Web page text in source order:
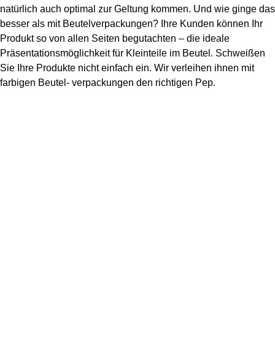
natürlich auch optimal zur Geltung kommen. Und wie ginge das
besser als mit Beutelverpackungen? Ihre Kunden können Ihr
Produkt so von allen Seiten begutachten – die ideale
Präsentationsmöglichkeit für Kleinteile im Beutel. Schweißen
Sie Ihre Produkte nicht einfach ein. Wir verleihen ihnen mit
farbigen Beutel- verpackungen den richtigen Pep.